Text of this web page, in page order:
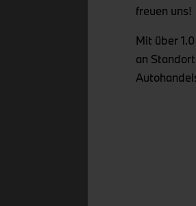
freuen uns!
Mit über
an